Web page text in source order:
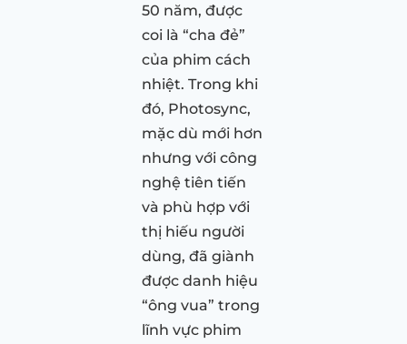
50 năm, được
coi là “cha đẻ”
của phim cách
nhiệt. Trong khi
đó, Photosync,
mặc dù mới hơn
nhưng với công
nghệ tiên tiến
và phù hợp với
thị hiếu người
dùng, đã giành
được danh hiệu
“ông vua” trong
lĩnh vực phim